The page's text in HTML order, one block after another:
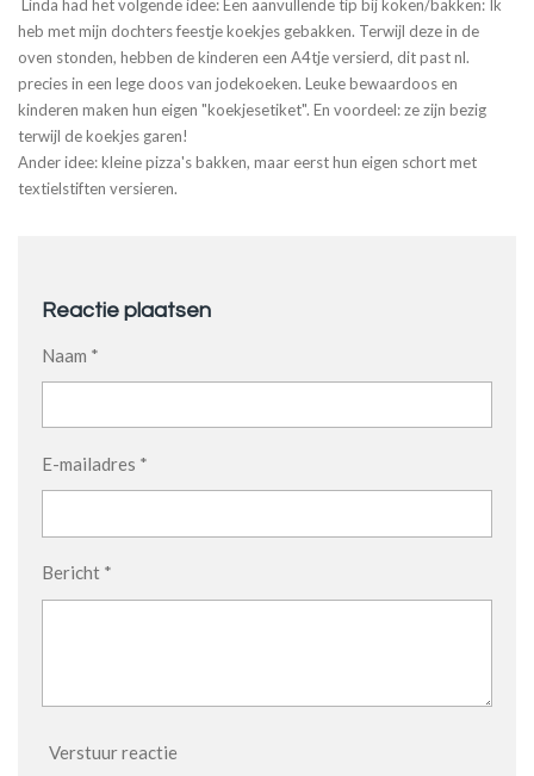
Linda had het volgende idee: Een aanvullende tip bij koken/bakken: Ik
heb met mijn dochters feestje koekjes gebakken. Terwijl deze in de
oven stonden, hebben de kinderen een A4tje versierd, dit past nl.
precies in een lege doos van jodekoeken. Leuke bewaardoos en
kinderen maken hun eigen "koekjesetiket". En voordeel: ze zijn bezig
terwijl de koekjes garen!
Ander idee: kleine pizza's bakken, maar eerst hun eigen schort met
textielstiften versieren.
Reactie plaatsen
Naam *
E-mailadres *
Bericht *
Verstuur reactie